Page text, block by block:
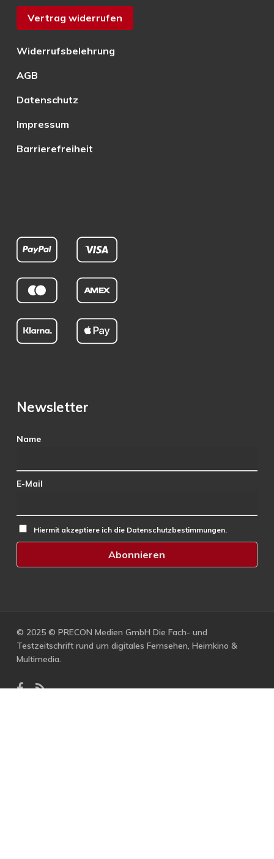
Vertrag widerrufen
Widerrufsbelehrung
AGB
Datenschutz
Impressum
Barrierefreiheit
Newsletter
Name
E-Mail
Hiermit akzeptiere ich die Datenschutzbestimmungen.
© 2025 © PRECON Medien GmbH Die Fach- und
Testzeitschrift rund um digitales Fernsehen, Heimkino &
Multimedia.
facebook
RSS